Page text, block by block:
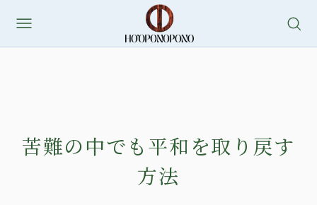
苦難の中でも平和を取り戻す
方法